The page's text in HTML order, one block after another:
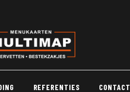
REFERENTIES CONTACT